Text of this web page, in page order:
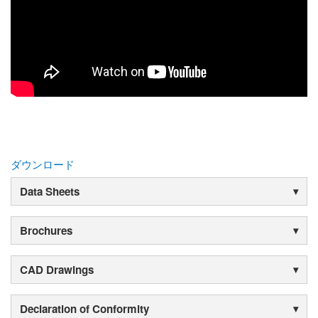
ダウンロード
Data Sheets
Brochures
CAD Drawings
Declaration of Conformity